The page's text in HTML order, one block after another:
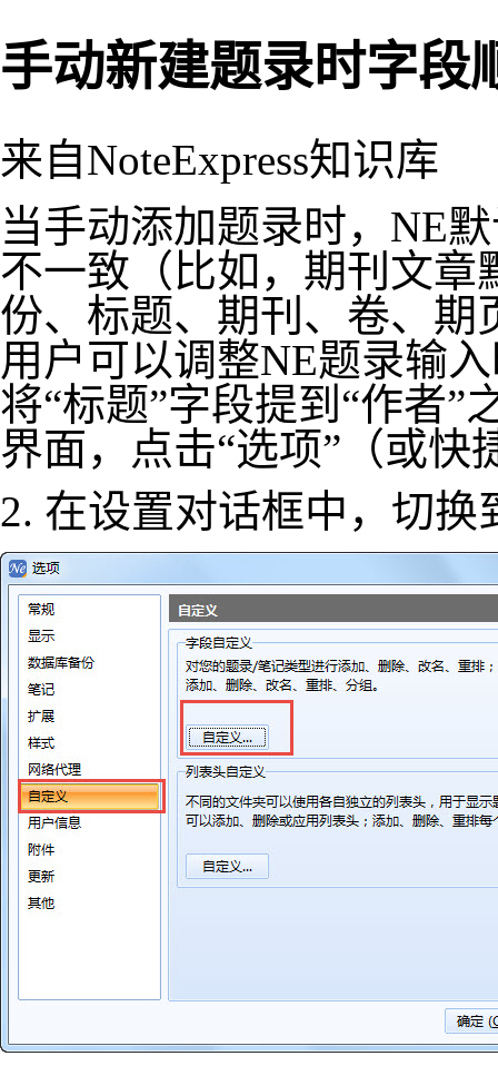
手动新建题录时字段
来自NoteExpress知识库
当手动添加题录时，NE
不一致（比如，期刊文
份、标题、期刊、卷、期
用户可以调整NE题录输
将“标题”字段提到“作者”
界面，点击“选项”（或快
2. 在设置对话框中，切换